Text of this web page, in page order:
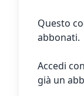
Questo
abbonati.
Accedi
già un